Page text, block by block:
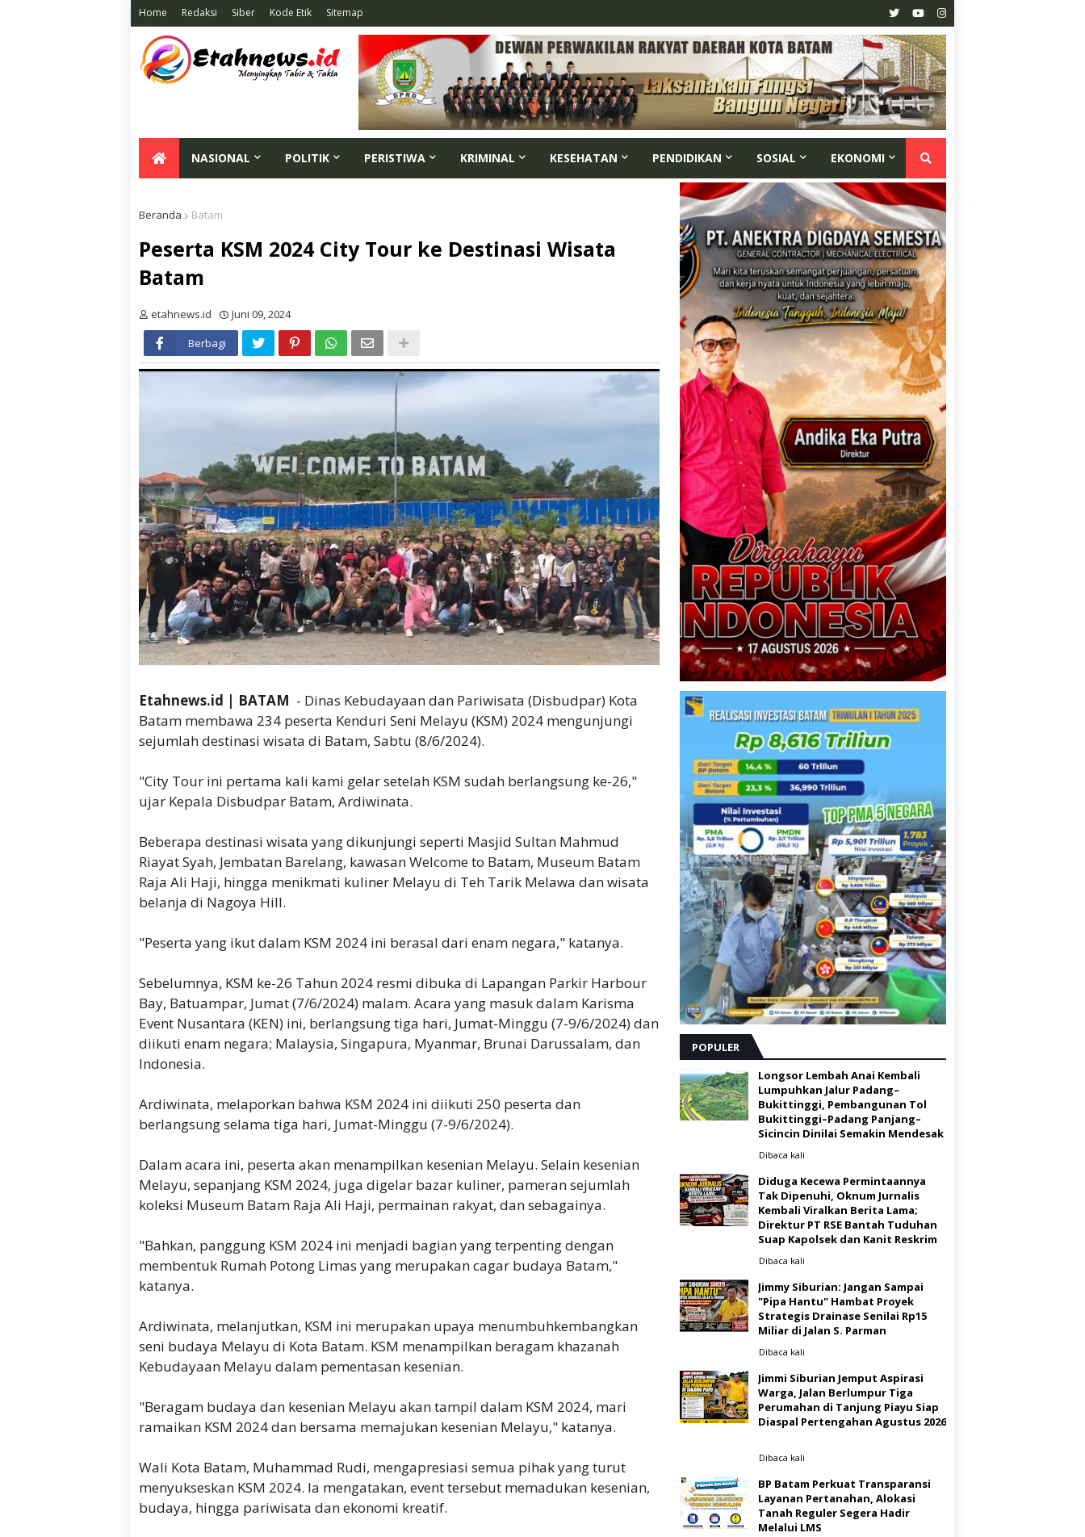
Home Redaksi Siber Kode Etik Sitemap
NASIONAL POLITIK PERISTIWA KRIMINAL KESEHATAN PENDIDIKAN SOSIAL EKONOMI
Beranda Batam
Peserta KSM 2024 City Tour ke Destinasi Wisata
Batam
etahnews.id
Juni 09, 2024
Berbagi
Etahnews.id | BATAM - Dinas Kebudayaan dan Pariwisata (Disbudpar) Kota
Batam membawa 234 peserta Kenduri Seni Melayu (KSM) 2024 mengunjungi
sejumlah destinasi wisata di Batam, Sabtu (8/6/2024).
"City Tour ini pertama kali kami gelar setelah KSM sudah berlangsung ke-26,"
ujar Kepala Disbudpar Batam, Ardiwinata.
Beberapa destinasi wisata yang dikunjungi seperti Masjid Sultan Mahmud
Riayat Syah, Jembatan Barelang, kawasan Welcome to Batam, Museum Batam
Raja Ali Haji, hingga menikmati kuliner Melayu di Teh Tarik Melawa dan wisata
belanja di Nagoya Hill.
"Peserta yang ikut dalam KSM 2024 ini berasal dari enam negara," katanya.
Sebelumnya, KSM ke-26 Tahun 2024 resmi dibuka di Lapangan Parkir Harbour
Bay, Batuampar, Jumat (7/6/2024) malam. Acara yang masuk dalam Karisma
Event Nusantara (KEN) ini, berlangsung tiga hari, Jumat-Minggu (7-9/6/2024) dan
diikuti enam negara; Malaysia, Singapura, Myanmar, Brunai Darussalam, dan
Indonesia.
Ardiwinata, melaporkan bahwa KSM 2024 ini diikuti 250 peserta dan
berlangsung selama tiga hari, Jumat-Minggu (7-9/6/2024).
Dalam acara ini, peserta akan menampilkan kesenian Melayu. Selain kesenian
Melayu, sepanjang KSM 2024, juga digelar bazar kuliner, pameran sejumlah
koleksi Museum Batam Raja Ali Haji, permainan rakyat, dan sebagainya.
"Bahkan, panggung KSM 2024 ini menjadi bagian yang terpenting dengan
membentuk Rumah Potong Limas yang merupakan cagar budaya Batam,"
katanya.
Ardiwinata, melanjutkan, KSM ini merupakan upaya menumbuhkembangkan
seni budaya Melayu di Kota Batam. KSM menampilkan beragam khazanah
Kebudayaan Melayu dalam pementasan kesenian.
"Beragam budaya dan kesenian Melayu akan tampil dalam KSM 2024, mari
ramaikan KSM 2024 dan bersama memajukan kesenian Melayu," katanya.
Wali Kota Batam, Muhammad Rudi, mengapresiasi semua pihak yang turut
menyukseskan KSM 2024. Ia mengatakan, event tersebut memadukan kesenian,
budaya, hingga pariwisata dan ekonomi kreatif.
POPULER
Longsor Lembah Anai Kembali
Lumpuhkan Jalur Padang–
Bukittinggi, Pembangunan Tol
Bukittinggi–Padang Panjang–
Sicincin Dinilai Semakin Mendesak
Dibaca kali
Diduga Kecewa Permintaannya
Tak Dipenuhi, Oknum Jurnalis
Kembali Viralkan Berita Lama;
Direktur PT RSE Bantah Tuduhan
Suap Kapolsek dan Kanit Reskrim
Dibaca kali
Jimmy Siburian: Jangan Sampai
"Pipa Hantu" Hambat Proyek
Strategis Drainase Senilai Rp15
Miliar di Jalan S. Parman
Dibaca kali
Jimmi Siburian Jemput Aspirasi
Warga, Jalan Berlumpur Tiga
Perumahan di Tanjung Piayu Siap
Diaspal Pertengahan Agustus 2026
Dibaca kali
BP Batam Perkuat Transparansi
Layanan Pertanahan, Alokasi
Tanah Reguler Segera Hadir
Melalui LMS